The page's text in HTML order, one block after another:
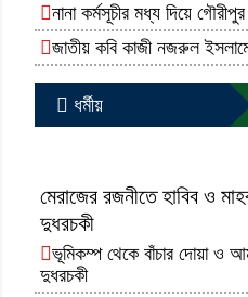
নানা কর্মসূচীর মধ্য দিয়ে
জাতীয় কবি কাজী নজরুল
ধর্মীয়
মেরাজের রজনীতে হাবিব ও
দুধরচকী
ভূমিকম্প থেকে বাঁচার দোয়া ও
দুধরচকী